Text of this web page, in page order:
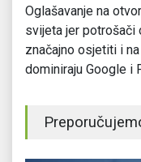
Oglašavanje na
svijeta jer potrošači
značajno osjetiti i
dominiraju Google i